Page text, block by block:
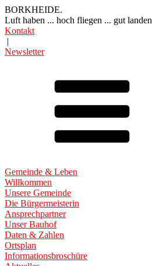
BORKHEIDE.
Luft haben ... hoch fliegen ... gut landen
Kontakt
|
Newsletter
Gemeinde & Leben
Willkommen
Unsere Gemeinde
Die Bürgermeisterin
Ansprechpartner
Unser Bauhof
Daten & Zahlen
Ortsplan
Informationsbroschüre